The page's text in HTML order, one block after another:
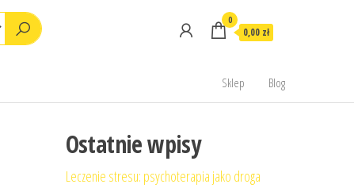
0
0,00 zł
Sklep Blog
Ostatnie wpisy
Leczenie stresu: psychoterapia jako droga